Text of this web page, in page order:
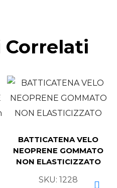
BATTICATENA VELO
NEOPRENE GOMMATO
NON ELASTICIZZATO
SKU: 1228